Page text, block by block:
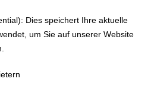
Dies speichert Ihre aktuelle
um Sie auf unserer Website